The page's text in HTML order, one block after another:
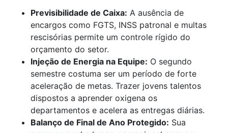
Previsibilidade de Caixa: A ausência de
encargos como FGTS, INSS patronal e multas
rescisórias permite um controle rígido do
orçamento do setor.
Injeção de Energia na Equipe: O segundo
semestre costuma ser um período de forte
aceleração de metas. Trazer jovens talentos
dispostos a aprender oxigena os
departamentos e acelera as entregas diárias.
Balanço de Final de Ano Protegido: Sua